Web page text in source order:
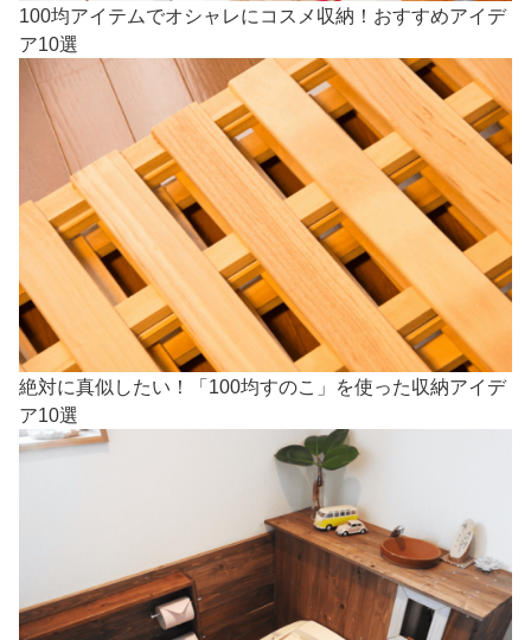
100均アイテムでオシャレにコスメ収納！おすすめアイデ
ア10選
絶対に真似したい！「100均すのこ」を使った収納アイデ
ア10選